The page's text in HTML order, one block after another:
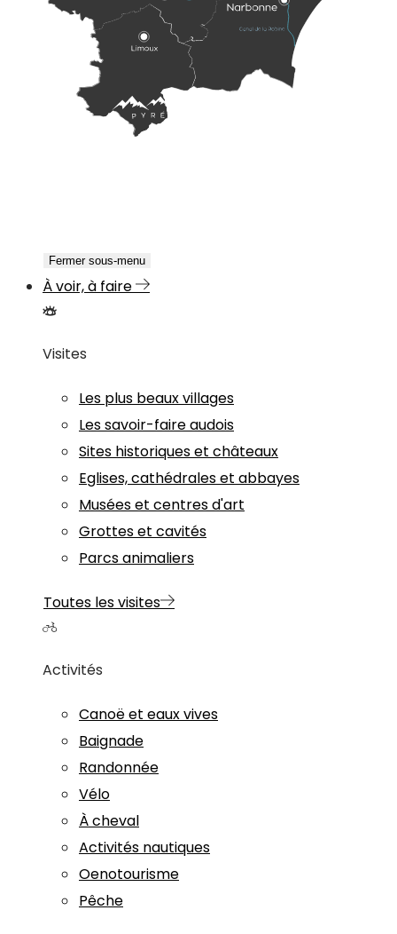
Fermer sous-menu
À voir, à faire
Visites
Les plus beaux villages
Les savoir-faire audois
Sites historiques et châteaux
Eglises, cathédrales et abbayes
Musées et centres d'art
Grottes et cavités
Parcs animaliers
Toutes les visites
Activités
Canoë et eaux vives
Baignade
Randonnée
Vélo
À cheval
Activités nautiques
Oenotourisme
Pêche